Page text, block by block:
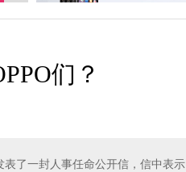
们？
了一封人事任命公开信，信中表示